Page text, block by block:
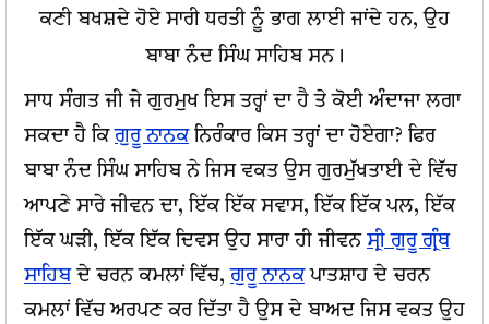
ਕਣੀ ਬਖਸ਼ਦੇ ਹੋਏ ਸਾਰੀ ਧਰਤੀ ਨੂੰ ਭਾਗ ਲਾਈ ਜਾਂਦੇ ਹਨ, ਉਹ
ਬਾਬਾ ਨੰਦ ਸਿੰਘ ਸਾਹਿਬ ਸਨ।
ਸਾਧ ਸੰਗਤ ਜੀ ਜੇ ਗੁਰਮੁਖ ਇਸ ਤਰ੍ਹਾਂ ਦਾ ਹੈ ਤੇ ਕੋਈ ਅੰਦਾਜਾ ਲਗਾ
ਸਕਦਾ ਹੈ ਕਿਗੁਰੂ ਨਾਨਕਨਿਰੰਕਾਰ ਕਿਸ ਤਰ੍ਹਾਂ ਦਾ ਹੋਏਗਾ? ਫਿਰ
ਬਾਬਾ ਨੰਦ ਸਿੰਘ ਸਾਹਿਬ ਨੇ ਜਿਸ ਵਕਤ ਉਸ ਗੁਰਮੁੱਖਤਾਈ ਦੇ ਵਿੱਚ
ਆਪਣੇ ਸਾਰੇ ਜੀਵਨ ਦਾ, ਇੱਕ ਇੱਕ ਸਵਾਸ, ਇੱਕ ਇੱਕ ਪਲ, ਇੱਕ
ਇੱਕ ਘੜੀ, ਇੱਕ ਇੱਕ ਦਿਵਸ ਉਹ ਸਾਰਾ ਹੀ ਜੀਵਨ ਸ੍ਰੀ ਗੁਰੂ ਗ੍ਰੰਥ
ਸਾਹਿਬਦੇ ਚਰਨ ਕਮਲਾਂ ਵਿੱਚ,ਗੁਰੂ ਨਾਨਕਪਾਤਸ਼ਾਹ ਦੇ ਚਰਨ
ਕਮਲਾਂ ਵਿੱਚ ਅਰਪਣ ਕਰ ਦਿੱਤਾ ਹੈ ਉਸ ਦੇ ਬਾਅਦ ਜਿਸ ਵਕਤ ਉਹ